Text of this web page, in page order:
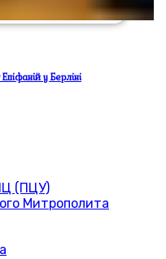
у Берліні
(ПЦУ)
Митрополита